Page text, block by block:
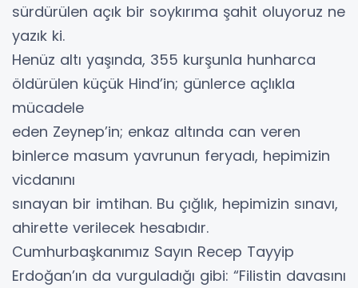
sürdürülen açık bir soykırıma şahit oluyoruz ne
yazık ki.
Henüz altı yaşında, 355 kurşunla hunharca
öldürülen küçük Hind’in; günlerce açlıkla
mücadele
eden Zeynep’in; enkaz altında can veren
binlerce masum yavrunun feryadı, hepimizin
vicdanını
sınayan bir imtihan. Bu çığlık, hepimizin sınavı,
ahirette verilecek hesabıdır.
Cumhurbaşkanımız Sayın Recep Tayyip
Erdoğan’ın da vurguladığı gibi: “Filistin davasını